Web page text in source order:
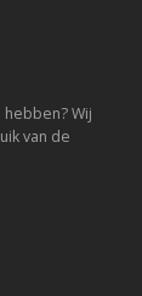
Wij
van de